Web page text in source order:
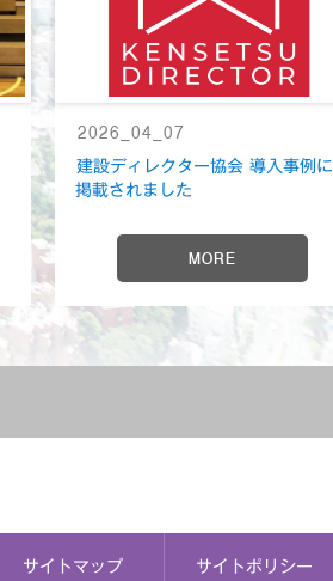
2026_04_07
建設ディレクター協会 導入事例に
掲載されました
MORE
サイトマップ サイトポリシー